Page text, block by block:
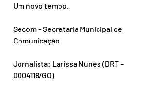
Um novo tempo.
Secom – Secretaria Municipal de
Comunicação
Jornalista: Larissa Nunes (DRT –
0004118/GO)